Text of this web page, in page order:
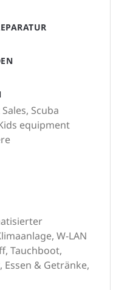
Scuba
equipment
W-LAN
Tauchboot,
& Getränke,